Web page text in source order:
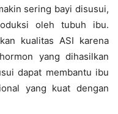
sering bayi disusui,
oleh tubuh ibu.
kualitas ASI karena
yang dihasilkan
dapat membantu ibu
yang kuat dengan